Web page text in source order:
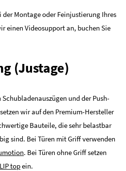
Montage oder Feinjustierung Ihres
einen Videosupport an, buchen Sie
(Justage)
und der Push-
wir auf den Premium-Hersteller
Bauteile, die sehr belastbar
sind. Bei Türen mit Griff verwenden
. Bei Türen ohne Griff setzen
topein.